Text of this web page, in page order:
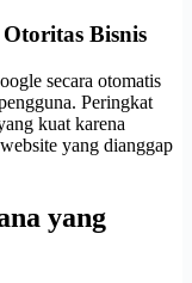
Bisnis
secara otomatis
Peringkat
kuat karena
yang dianggap
yang